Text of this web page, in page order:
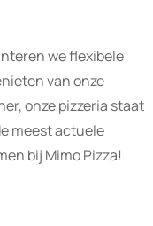
we flexibele
van onze
onze pizzeria staat
meest actuele
bij Mimo Pizza!